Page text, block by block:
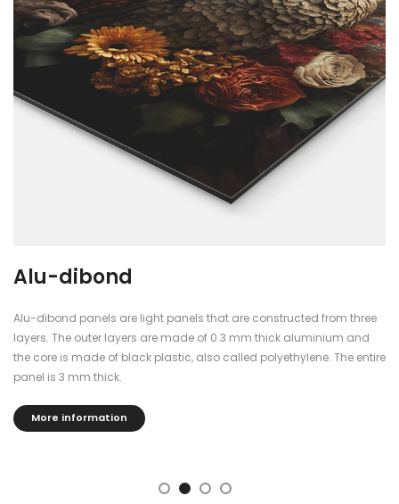
Alu-dibond
Alu-dibond panels are light panels that are constructed from three
layers. The outer layers are made of 0.3 mm thick aluminium and
the core is made of black plastic, also called polyethylene. The entire
panel is 3 mm thick.
More information